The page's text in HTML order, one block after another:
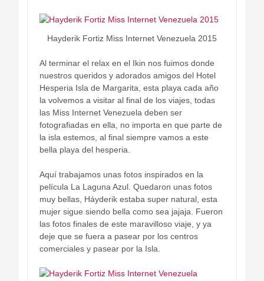
Hayderik Fortiz Miss Internet Venezuela 2015
Al terminar el relax en el Ikin nos fuimos donde
nuestros queridos y adorados amigos del Hotel
Hesperia Isla de Margarita, esta playa cada año
la volvemos a visitar al final de los viajes, todas
las Miss Internet Venezuela deben ser
fotografiadas en ella, no importa en que parte de
la isla estemos, al final siempre vamos a este
bella playa del hesperia.
Aquí trabajamos unas fotos inspirados en la
película La Laguna Azul. Quedaron unas fotos
muy bellas, Háyderik estaba super natural, esta
mujer sigue siendo bella como sea jajaja. Fueron
las fotos finales de este maravilloso viaje, y ya
deje que se fuera a pasear por los centros
comerciales y pasear por la Isla.